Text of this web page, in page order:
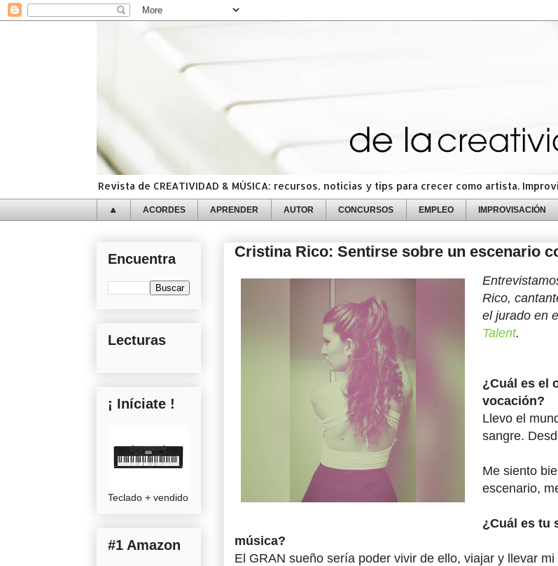
Revista de CREATIVIDAD & MÚSICA: recursos, noticias y tips para crecer como artista.
🔼 ACORDES APRENDER AUTOR CONCURSOS EMPLEO IMPROVISACIÓN
Cristina Rico: Sentirse sobre un escenario
Rico,
el jurado en
Talent.
¿Cuál es el
vocación?
Llevo el
sangre.
Me siento
escenario,
¿Cuál es tu
música?
El GRAN sueño sería poder vivir de ello, viajar y llevar
Encuentra
Lecturas
¡ Iníciate !
Teclado + vendido
#1 Amazon